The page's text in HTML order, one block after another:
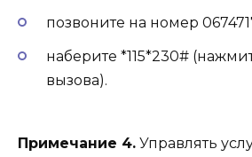
позвоните на номер
наберите *115*230#
вызова).
Примечание 4. Управлять